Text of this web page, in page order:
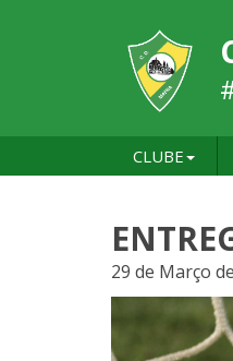
CLUBE
29 de Março